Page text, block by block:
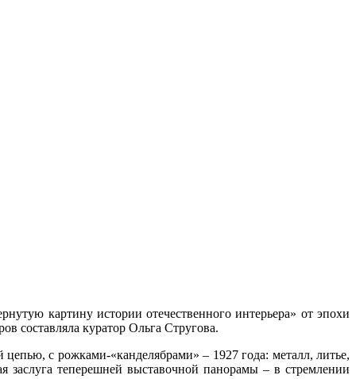
картину истории отечественного интерьера» от эпохи
составляла куратор Ольга Стругова.
с рожками-«канделябрами» – 1927 года: металл, литье,
заслуга теперешней выставочной панорамы – в стремлении